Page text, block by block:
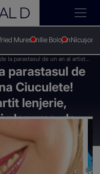
MuresanIlie BolojanNicușor
la parastasul de un an al artistei
Cornel Gales a impartit lenjerie,
si plapuma, de sufletul sotiei
parastasul de
Ciuculete!
lenjerie,
plapuma, de